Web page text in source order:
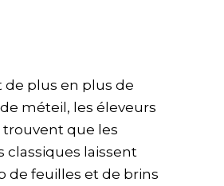
de plus en plus de
méteil, les éleveurs
que les
classiques laissent
de feuilles et de brins